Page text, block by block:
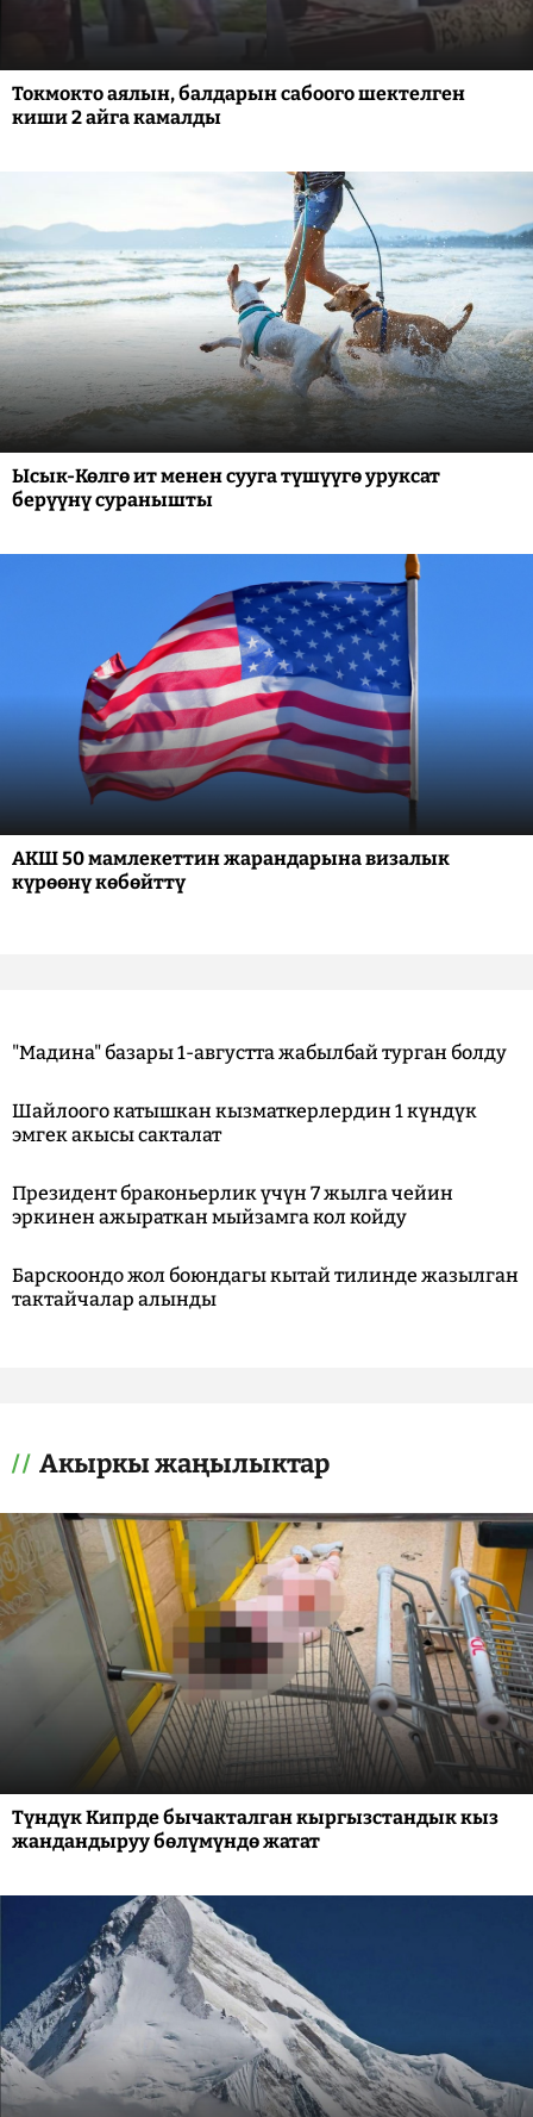
Токмокто аялын, балдарын сабоого шектелген
киши 2 айга камалды
Ысык-Көлгө ит менен сууга түшүүгө уруксат
берүүнү суранышты
АКШ 50 мамлекеттин жарандарына визалык
күрөөнү көбөйттү
"Мадина" базары 1-августта жабылбай турган болду
Шайлоого катышкан кызматкерлердин 1 күндүк
эмгек акысы сакталат
Президент браконьерлик үчүн 7 жылга чейин
эркинен ажыраткан мыйзамга кол койду
Барскоондо жол боюндагы кытай тилинде жазылган
тактайчалар алынды
Акыркы жаңылыктар
Түндүк Кипрде бычакталган кыргызстандык кыз
жандандыруу бөлүмүндө жатат